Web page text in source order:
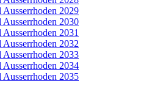
Ausserrhoden 2029
Ausserrhoden 2030
2031
Ausserrhoden 2032
Ausserrhoden 2033
Ausserrhoden 2034
Ausserrhoden 2035